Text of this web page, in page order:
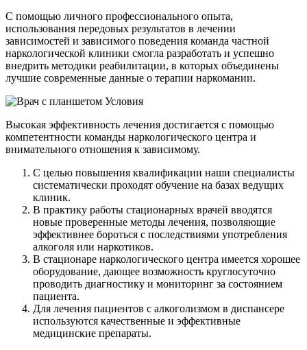
С помощью личного профессионального опыта,
использования передовых результатов в лечении
зависимостей и зависимого поведения команда частной
наркологической клиники смогла разработать и успешно
внедрить методики реабилитации, в которых объединены
лучшие современные данные о терапии наркомании.
Условия
Высокая эффективность лечения достигается с помощью
компетентности команды наркологического центра и
внимательного отношения к зависимому.
С целью повышения квалификации наши специалисты
систематически проходят обучение на базах ведущих
клиник.
В практику работы стационарных врачей вводятся
новые проверенные методы лечения, позволяющие
эффективнее бороться с последствиями употребления
алкоголя или наркотиков.
В стационаре наркологического центра имеется хорошее
оборудование, дающее возможность круглосуточно
проводить диагностику и мониторинг за состоянием
пациента.
Для лечения пациентов с алкоголизмом в диспансере
используются качественные и эффективные
медицинские препараты.